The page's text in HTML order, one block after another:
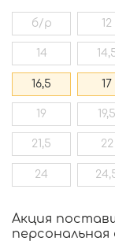
б/р 12
14
16,5 17
19 19,5
21,5 22
24
Акция